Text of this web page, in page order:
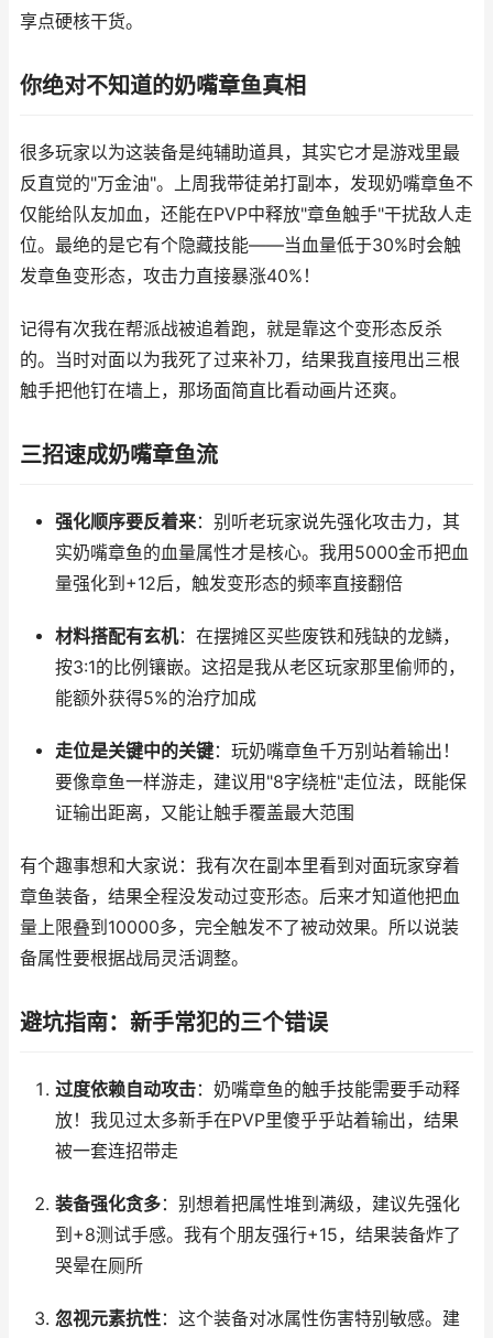
享点硬核干货。
你绝对不知道的奶嘴章鱼真相
很多玩家以为这装备是纯辅助道具，其实它才是游戏里最
反直觉的"万金油"。上周我带徒弟打副本，发现奶嘴章鱼不
仅能给队友加血，还能在PVP中释放"章鱼触手"干扰敌人走
位。最绝的是它有个隐藏技能——当血量低于30%时会触
发章鱼变形态，攻击力直接暴涨40%！
记得有次我在帮派战被追着跑，就是靠这个变形态反杀
的。当时对面以为我死了过来补刀，结果我直接甩出三根
触手把他钉在墙上，那场面简直比看动画片还爽。
三招速成奶嘴章鱼流
强化顺序要反着来：别听老玩家说先强化攻击力，其
实奶嘴章鱼的血量属性才是核心。我用5000金币把血
量强化到+12后，触发变形态的频率直接翻倍
材料搭配有玄机：在摆摊区买些废铁和残缺的龙鳞，
按3:1的比例镶嵌。这招是我从老区玩家那里偷师的，
能额外获得5%的治疗加成
走位是关键中的关键：玩奶嘴章鱼千万别站着输出！
要像章鱼一样游走，建议用"8字绕桩"走位法，既能保
证输出距离，又能让触手覆盖最大范围
有个趣事想和大家说：我有次在副本里看到对面玩家穿着
章鱼装备，结果全程没发动过变形态。后来才知道他把血
量上限叠到10000多，完全触发不了被动效果。所以说装
备属性要根据战局灵活调整。
避坑指南：新手常犯的三个错误
过度依赖自动攻击：奶嘴章鱼的触手技能需要手动释
放！我见过太多新手在PVP里傻乎乎站着输出，结果
被一套连招带走
装备强化贪多：别想着把属性堆到满级，建议先强化
到+8测试手感。我有个朋友强行+15，结果装备炸了
哭晕在厕所
忽视元素抗性：这个装备对冰属性伤害特别敏感。建